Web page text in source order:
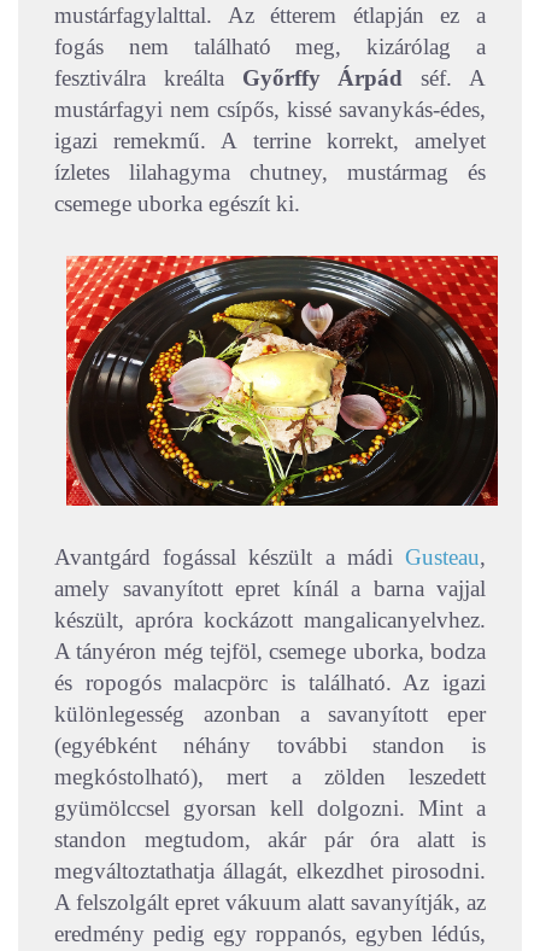
mustárfagylalttal. Az étterem étlapján ez a
fogás nem található meg, kizárólag a
fesztiválra kreálta Győrffy Árpád séf. A
mustárfagyi nem csípős, kissé savanykás-édes,
igazi remekmű. A terrine korrekt, amelyet
ízletes lilahagyma chutney, mustármag és
csemege uborka egészít ki.
Avantgárd fogással készült a mádi Gusteau,
amely savanyított epret kínál a barna vajjal
készült, apróra kockázott mangalicanyelvhez.
A tányéron még tejföl, csemege uborka, bodza
és ropogós malacpörc is található. Az igazi
különlegesség azonban a savanyított eper
(egyébként néhány további standon is
megkóstolható), mert a zölden leszedett
gyümölccsel gyorsan kell dolgozni. Mint a
standon megtudom, akár pár óra alatt is
megváltoztathatja állagát, elkezdhet pirosodni.
A felszolgált epret vákuum alatt savanyítják, az
eredmény pedig egy roppanós, egyben lédús,